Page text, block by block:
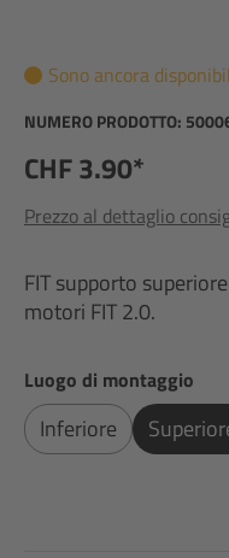
Sono ancora
NUMERO PRODOTTO:
CHF 3.90*
Prezzo al dettaglio
FIT supporto
motori FIT 2.0.
Seleziona
Luogo di montaggio
Inferiore